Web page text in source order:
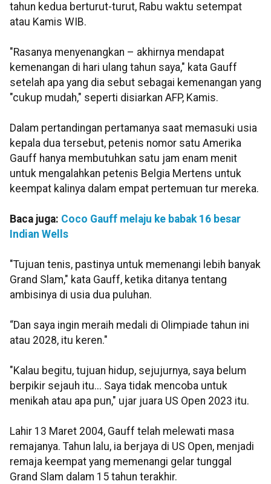
tahun kedua berturut-turut, Rabu waktu setempat
atau Kamis WIB.
"Rasanya menyenangkan – akhirnya mendapat
kemenangan di hari ulang tahun saya," kata Gauff
setelah apa yang dia sebut sebagai kemenangan yang
"cukup mudah," seperti disiarkan AFP, Kamis.
Dalam pertandingan pertamanya saat memasuki usia
kepala dua tersebut, petenis nomor satu Amerika
Gauff hanya membutuhkan satu jam enam menit
untuk mengalahkan petenis Belgia Mertens untuk
keempat kalinya dalam empat pertemuan tur mereka.
Baca juga: Coco Gauff melaju ke babak 16 besar
Indian Wells
"Tujuan tenis, pastinya untuk memenangi lebih banyak
Grand Slam," kata Gauff, ketika ditanya tentang
ambisinya di usia dua puluhan.
“Dan saya ingin meraih medali di Olimpiade tahun ini
atau 2028, itu keren."
"Kalau begitu, tujuan hidup, sejujurnya, saya belum
berpikir sejauh itu... Saya tidak mencoba untuk
menikah atau apa pun," ujar juara US Open 2023 itu.
Lahir 13 Maret 2004, Gauff telah melewati masa
remajanya. Tahun lalu, ia berjaya di US Open, menjadi
remaja keempat yang memenangi gelar tunggal
Grand Slam dalam 15 tahun terakhir.